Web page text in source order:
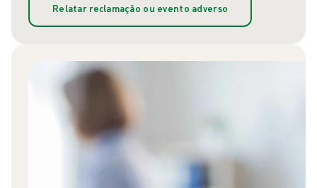
Relatar reclamação ou evento adverso